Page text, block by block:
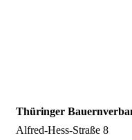
Thüringer
Alfred-Hess-Straße 8